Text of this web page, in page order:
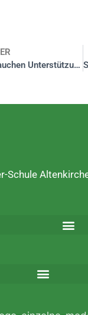
Wir brauchen Unterstützung!
Schule